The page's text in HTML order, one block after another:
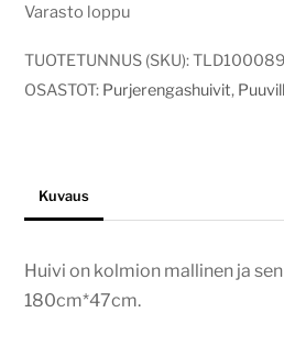
Varasto loppu
TUOTETUNNUS (SKU):TLD100089
OSASTOT: Purjerengashuivit,
Kuvaus
Huivi on kolmion mallinen ja
180cm*47cm.